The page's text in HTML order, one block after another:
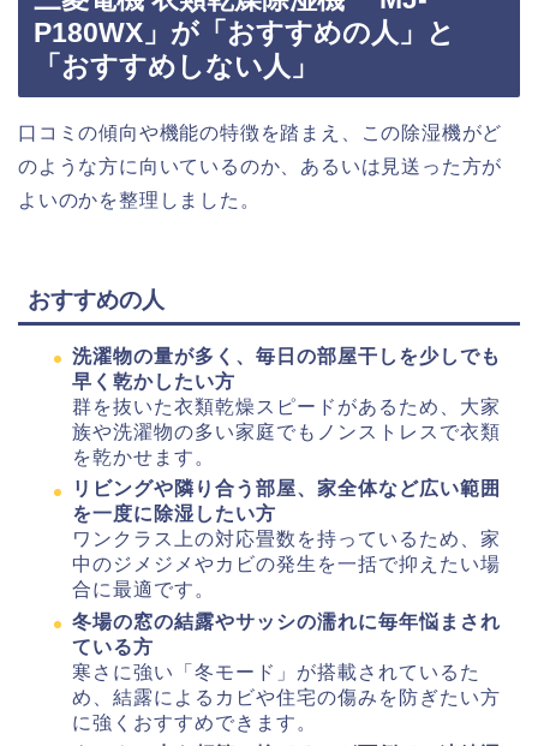
P180WX」が「おすすめの人」と
「おすすめしない人」
口コミの傾向や機能の特徴を踏まえ、この除湿機がど
のような方に向いているのか、あるいは見送った方が
よいのかを整理しました。
おすすめの人
洗濯物の量が多く、毎日の部屋干しを少しでも
早く乾かしたい方
群を抜いた衣類乾燥スピードがあるため、大家
族や洗濯物の多い家庭でもノンストレスで衣類
を乾かせます。
リビングや隣り合う部屋、家全体など広い範囲
を一度に除湿したい方
ワンクラス上の対応畳数を持っているため、家
中のジメジメやカビの発生を一括で抑えたい場
合に最適です。
冬場の窓の結露やサッシの濡れに毎年悩まされ
ている方
寒さに強い「冬モード」が搭載されているた
め、結露によるカビや住宅の傷みを防ぎたい方
に強くおすすめできます。